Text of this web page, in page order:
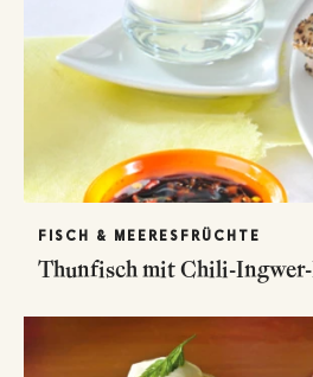
FISCH & MEERESFRÜCHTE
Thunfisch mit Chili-